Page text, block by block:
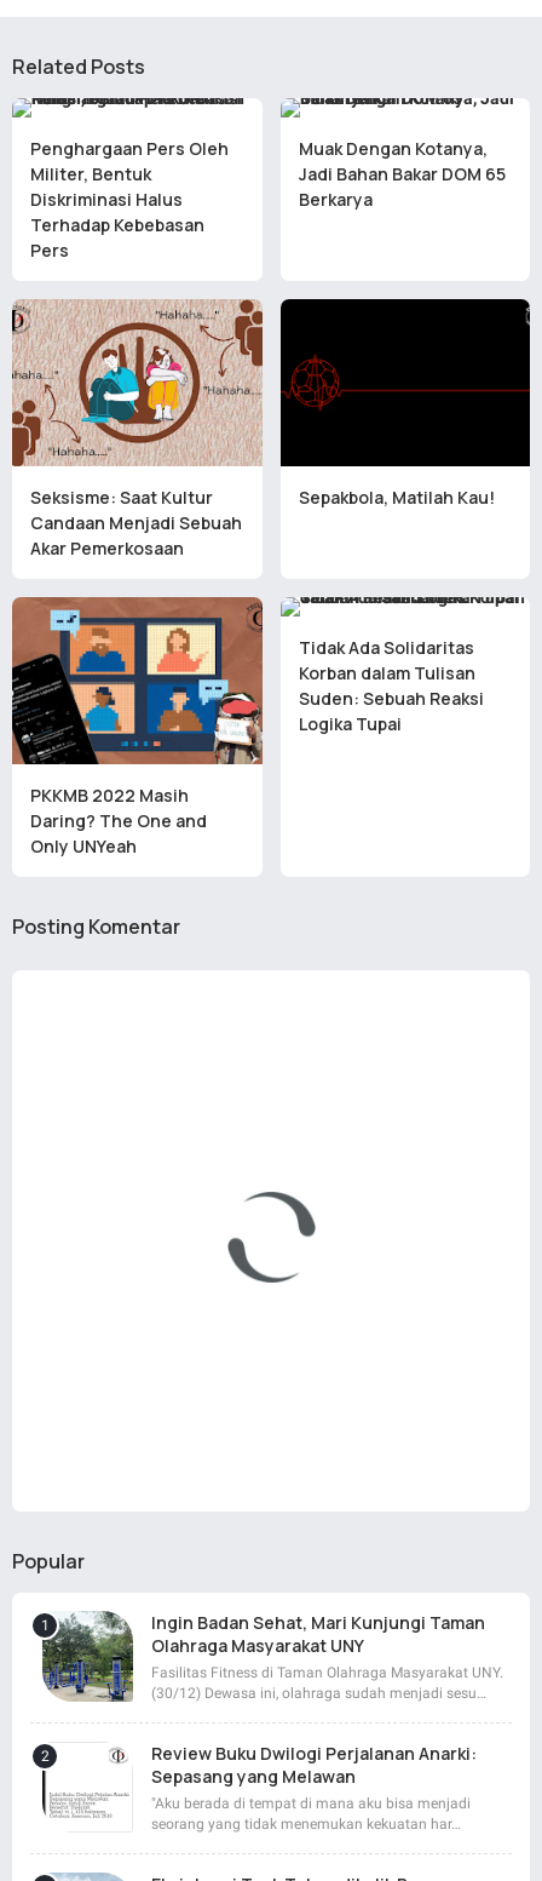
Related Posts
Penghargaan Pers Oleh
Militer, Bentuk
Diskriminasi Halus
Terhadap Kebebasan
Pers
Muak Dengan Kotanya,
Jadi Bahan Bakar DOM 65
Berkarya
Seksisme: Saat Kultur
Candaan Menjadi Sebuah
Akar Pemerkosaan
Sepakbola, Matilah Kau!
PKKMB 2022 Masih
Daring? The One and
Only UNYeah
Tidak Ada Solidaritas
Korban dalam Tulisan
Suden: Sebuah Reaksi
Logika Tupai
Posting Komentar
Popular
Ingin Badan Sehat, Mari Kunjungi Taman
Olahraga Masyarakat UNY
Fasilitas Fitness di Taman Olahraga Masyarakat UNY.
(30/12) Dewasa ini, olahraga sudah menjadi sesu…
Review Buku Dwilogi Perjalanan Anarki:
Sepasang yang Melawan
"Aku berada di tempat di mana aku bisa menjadi
seorang yang tidak menemukan kekuatan har…